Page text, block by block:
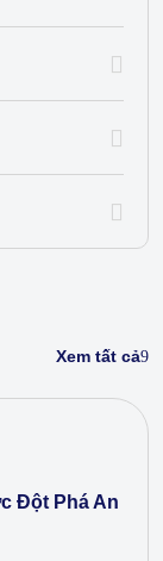
Xem tất cả
Đột Phá An